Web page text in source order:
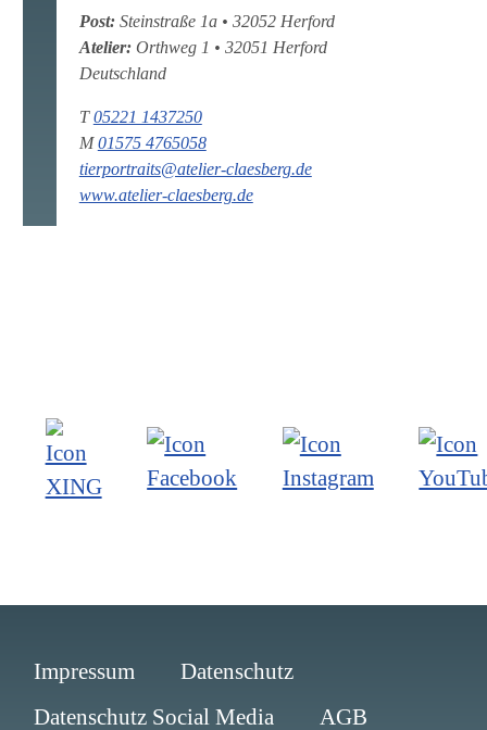
Post: Steinstraße 1a• 32052 Herford
Atelier: Orthweg 1 • 32051 Herford
Deutschland
T05221 1437250
M01575 4765058
tierportraits@atelier-claesberg.de
www.atelier-claesberg.de
Impressum
Datenschutz
Datenschutz Social Media
AGB